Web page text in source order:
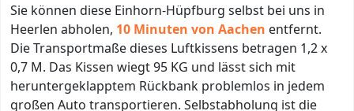
Sie können diese Einhorn-Hüpfburg selbst bei uns in
Heerlen abholen, 10 Minuten von Aachen entfernt.
Die Transportmaße dieses Luftkissens betragen 1,2 x
0,7 M. Das Kissen wiegt 95 KG und lässt sich mit
heruntergeklapptem Rückbank problemlos in jedem
großen Auto transportieren. Selbstabholung ist die